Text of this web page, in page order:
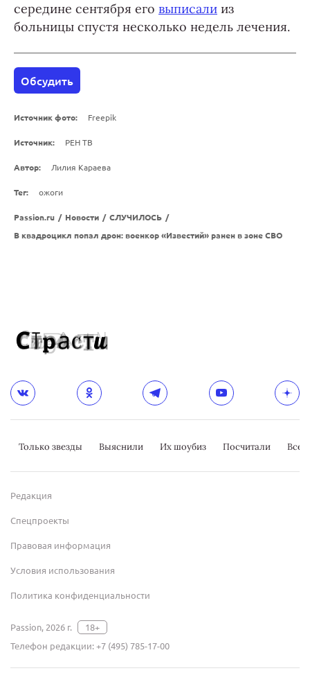
середине сентября его выписали из
больницы спустя несколько недель лечения.
Обсудить
Источник фото: Freepik
Источник: РЕН ТВ
Автор: Лилия Караева
Тег: ожоги
Passion.ru / Новости / СЛУЧИЛОСЬ /
В квадроцикл попал дрон: военкор «Известий» ранен в зоне СВО
Только звезды Выяснили Их шоубиз Посчитали
Редакция
Спецпроекты
Правовая информация
Условия использования
Политика конфиденциальности
Passion, 2026 г.
18+
Телефон редакции:+7 (495) 785-17-00